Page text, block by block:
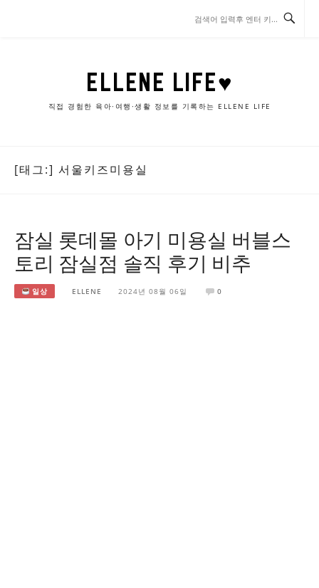
ELLENE LIFE♥
직접 경험한 육아·여행·생활 정보를 기록하는 ELLENE LIFE
[태그:] 서울키즈미용실
잠실 롯데몰 아기 미용실 버블스
토리 잠실점 솔직 후기 비추
일상 ELLENE 2024년 08월 06일 0